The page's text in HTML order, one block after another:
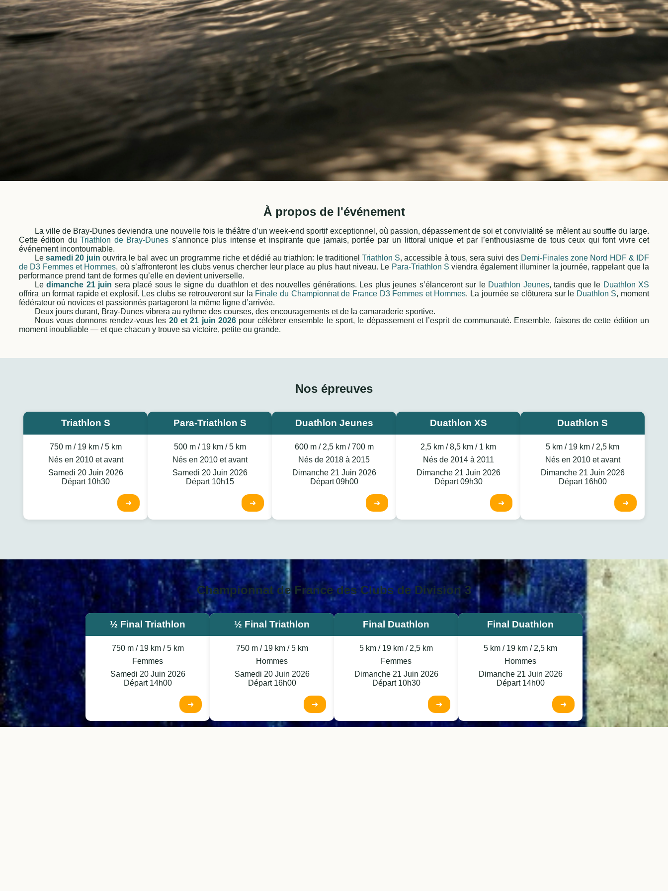
À propos de l'événement
La ville de Bray-Dunes deviendra une nouvelle fois le théâtre d’un week-end sportif exceptionnel, où passion, dépassement de soi et convivialité se mêlent au souffle du large.
Cette édition duTriathlon de Bray-Dunes s’annonce plus intense et inspirante que jamais, portée par un littoral unique et par l’enthousiasme de tous ceux qui font vivre cet
événement incontournable.
Lesamedi 20 juin ouvrira le bal avec un programme riche et dédié au triathlon: le traditionel Triathlon S, accessible à tous, sera suivi des Demi-Finales zone Nord HDF & IDF
de D3 Femmes et Hommes, où s’affronteront les clubs venus chercher leur place au plus haut niveau. Le Para-Triathlon S viendra également illuminer la journée, rappelant que la
performance prend tant de formes qu’elle en devient universelle.
Ledimanche 21 juin sera placé sous le signe du duathlon et des nouvelles générations. Les plus jeunes s’élanceront sur le Duathlon Jeunes, tandis que le Duathlon XS
offrira un format rapide et explosif. Les clubs se retrouveront sur la Finale du Championnat de France D3 Femmes et Hommes. La journée se clôturera sur le Duathlon S, moment
fédérateur où novices et passionnés partageront la même ligne d’arrivée.
Deux jours durant, Bray-Dunes vibrera au rythme des courses, des encouragements et de la camaraderie sportive.
Nous vous donnons rendez-vous les 20 et 21 juin 2026 pour célébrer ensemble le sport, le dépassement et l’esprit de communauté. Ensemble, faisons de cette édition un
moment inoubliable — et que chacun y trouve sa victoire, petite ou grande.
Nos épreuves
Triathlon S
750 m / 19 km / 5 km
Nés en 2010 et avant
Samedi 20 Juin 2026
Départ 10h30
➜
Para-Triathlon S
500 m / 19 km / 5 km
Nés en 2010 et avant
Samedi 20 Juin 2026
Départ 10h15
➜
Duathlon Jeunes
600 m / 2,5 km / 700 m
Nés de 2018 à 2015
Dimanche 21 Juin 2026
Départ 09h00
➜
Duathlon XS
2,5 km / 8,5 km / 1 km
Nés de 2014 à 2011
Dimanche 21 Juin 2026
Départ 09h30
➜
Duathlon S
5 km / 19 km / 2,5 km
Nés en 2010 et avant
Dimanche 21 Juin 2026
Départ 16h00
➜
Championnat de France des Clubs de Division 3
½ Final Triathlon
750 m / 19 km / 5 km
Femmes
Samedi 20 Juin 2026
Départ 14h00
➜
½ Final Triathlon
750 m / 19 km / 5 km
Hommes
Samedi 20 Juin 2026
Départ 16h00
➜
Final Duathlon
5 km / 19 km / 2,5 km
Femmes
Dimanche 21 Juin 2026
Départ 10h30
➜
Final Duathlon
5 km / 19 km / 2,5 km
Hommes
Dimanche 21 Juin 2026
Départ 14h00
➜